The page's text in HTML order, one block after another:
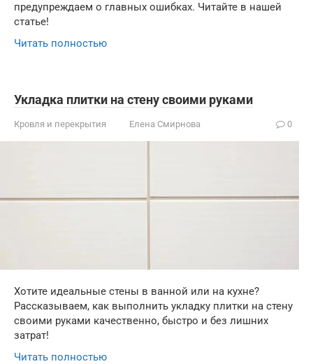
предупреждаем о главных ошибках. Читайте в нашей
статье!
Читать полностью
Укладка плитки на стену своими руками
Кровля и перекрытия Елена Смирнова 0
Хотите идеальные стены в ванной или на кухне?
Рассказываем, как выполнить укладку плитки на стену
своими руками качественно, быстро и без лишних
затрат!
Читать полностью